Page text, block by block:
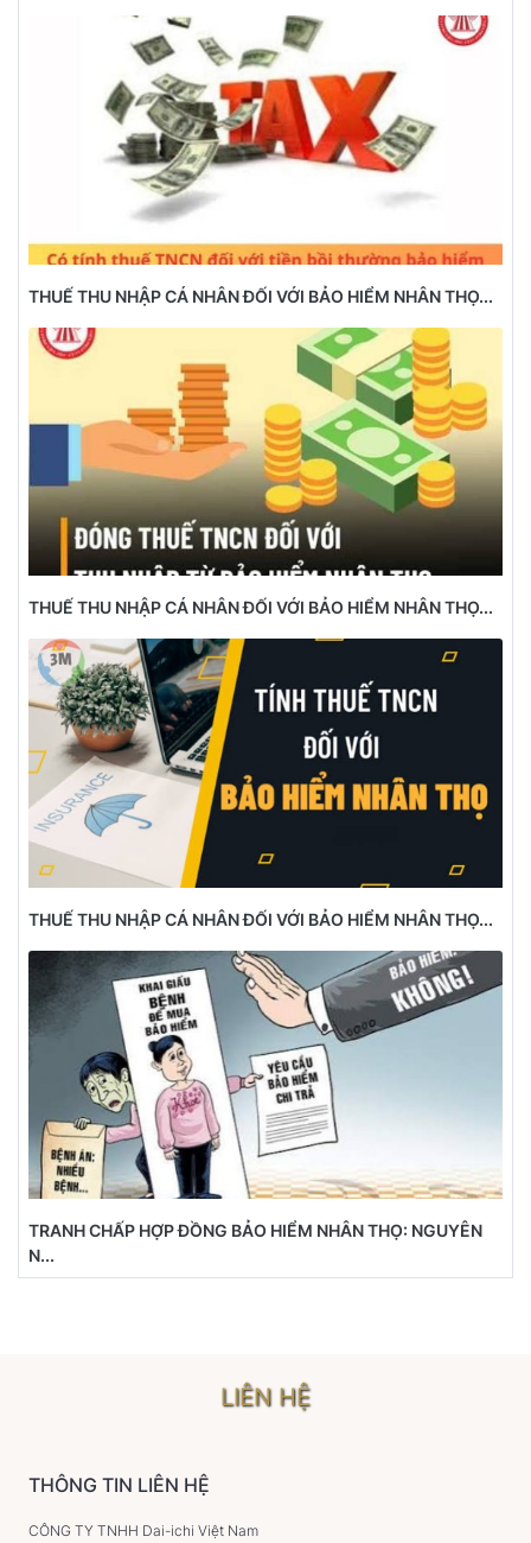
THUẾ THU NHẬP CÁ NHÂN ĐỐI VỚI BẢO HIỂM NHÂN THỌ...
THUẾ THU NHẬP CÁ NHÂN ĐỐI VỚI BẢO HIỂM NHÂN THỌ...
THUẾ THU NHẬP CÁ NHÂN ĐỐI VỚI BẢO HIỂM NHÂN THỌ...
TRANH CHẤP HỢP ĐỒNG BẢO HIỂM NHÂN THỌ: NGUYÊN
N...
LIÊN HỆ
THÔNG TIN LIÊN HỆ
CÔNG TY TNHH Dai-ichi Việt Nam